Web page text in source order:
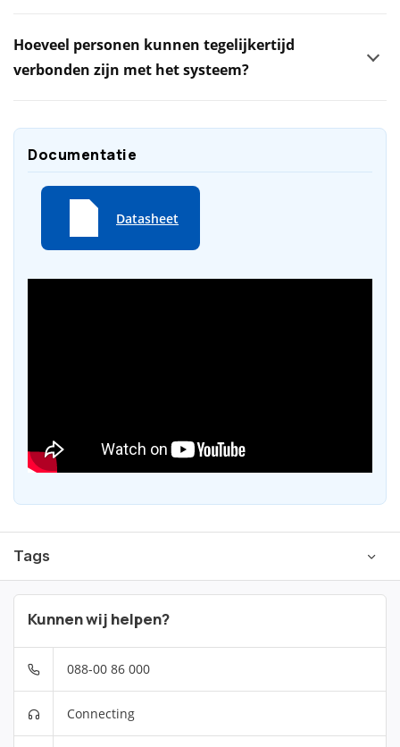
Hoeveel personen kunnen tegelijkertijd
verbonden zijn met het systeem?
Documentatie
Datasheet
Tags
Kunnen wij helpen?
088-00 86 000
Connecting